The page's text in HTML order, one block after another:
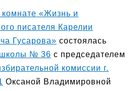
комнате «Жизнь и
писателя Карелии
Гусарова» состоялась
школы № 36 с председателем
комиссии г.
Оксаной Владимировной